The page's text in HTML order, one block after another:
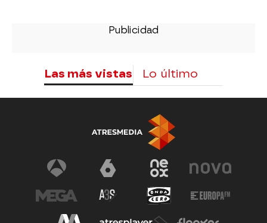
Las más vistas Lo último